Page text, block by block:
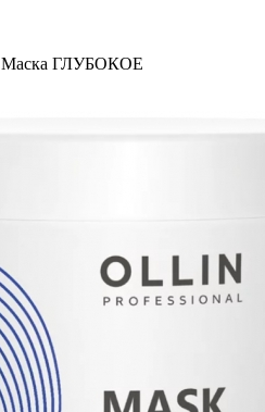
Маска ГЛУБОКОЕ